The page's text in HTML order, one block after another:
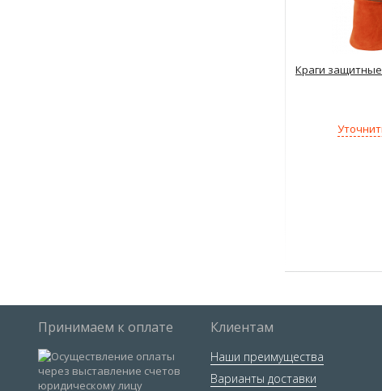
Краги
Принимаем к оплате Клиентам
Наши преимущества
Варианты доставки